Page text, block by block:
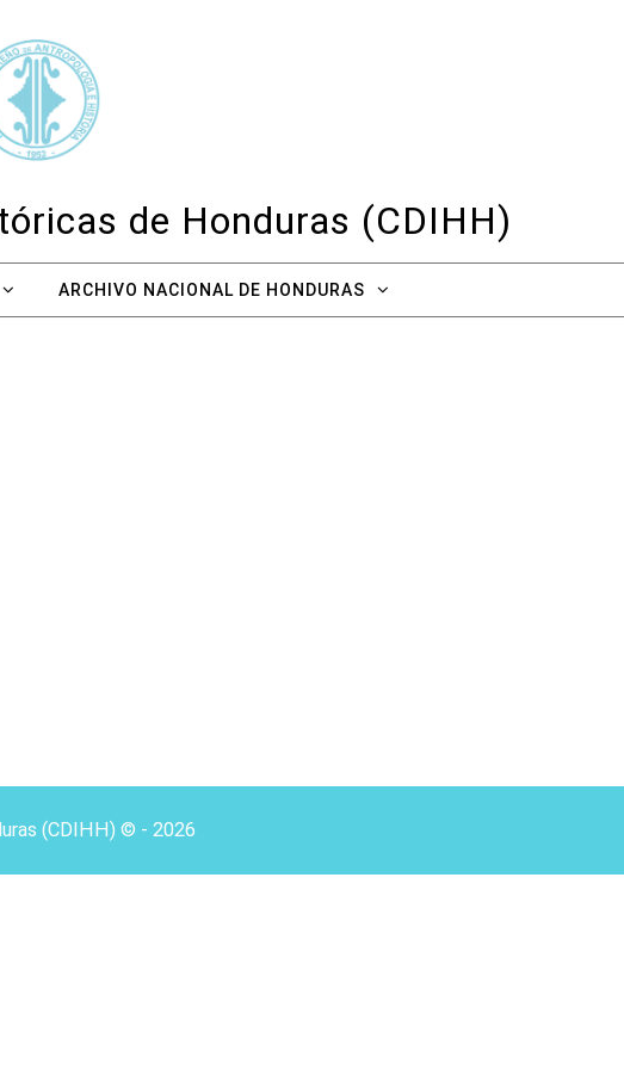
de Honduras (CDIHH)
ARCHIVO NACIONAL DE HONDURAS
(CDIHH) © - 2026